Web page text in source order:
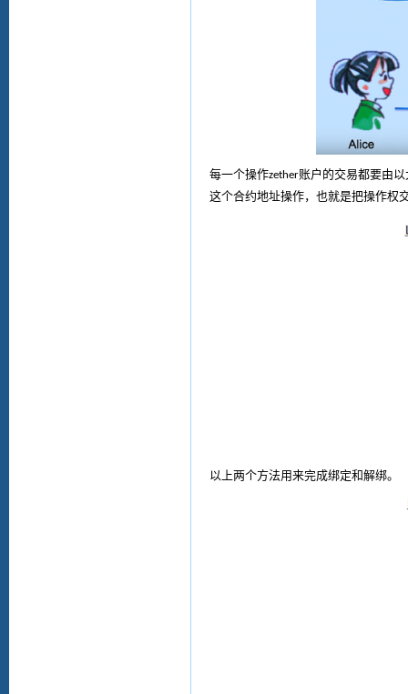
每一个操作zether账户的交易都要由
这个合约地址操作，也就是把操作权
以上两个方法用来完成绑定和解绑。